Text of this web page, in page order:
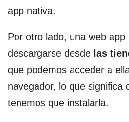
app nativa.
Por otro lado, una web app
descargarse desde las
que podemos acceder a
navegador, lo que significa
tenemos que instalarla.